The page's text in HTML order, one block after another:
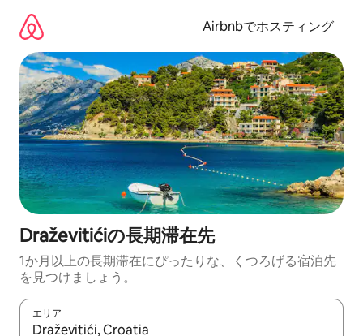
Airbnbでホスティング
Draževitićiの長期滞在先
1か月以上の長期滞在にぴったりな、くつろげる宿泊先
を見つけましょう。
エリア
検索結果が表示されたら、上下の矢印キーを使って移動するか